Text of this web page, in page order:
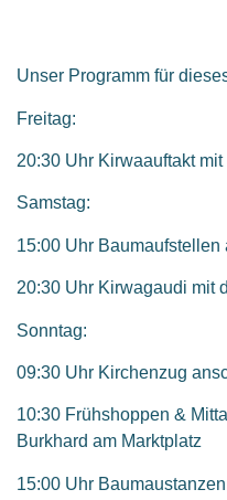
Unser Programm für
Freitag:
20:30 Uhr Kirwaauftakt
Samstag:
15:00 Uhr Baumaufstellen
20:30 Uhr Kirwagaudi mit
Sonntag:
09:30 Uhr Kirchenzug
10:30 Frühshoppen &
Burkhard am Marktplatz
15:00 Uhr